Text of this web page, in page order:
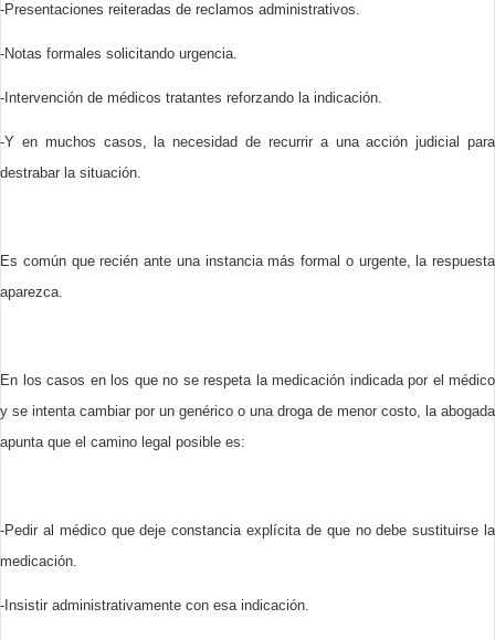
-Presentaciones reiteradas de reclamos administrativos.
-Notas formales solicitando urgencia.
-Intervención de médicos tratantes reforzando la indicación.
-Y en muchos casos, la necesidad de recurrir a una acción judicial para
destrabar la situación.
Es común que recién ante una instancia más formal o urgente, la respuesta
aparezca.
En los casos en los que no se respeta la medicación indicada por el médico
y se intenta cambiar por un genérico o una droga de menor costo, la abogada
apunta que el camino legal posible es:
-Pedir al médico que deje constancia explícita de que no debe sustituirse la
medicación.
-Insistir administrativamente con esa indicación.